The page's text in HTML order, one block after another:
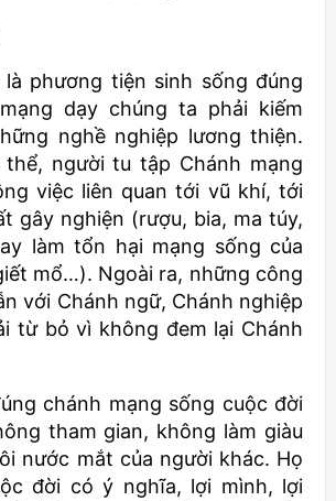
là phương tiện sinh sống đúng
dạy chúng ta phải kiếm
nghề nghiệp lương thiện.
người tu tập Chánh mạng
việc liên quan tới vũ khí, tới
gây nghiện (rượu, bia, ma túy,
làm tổn hại mạng sống của
mổ…). Ngoài ra, những công
với Chánh ngữ, Chánh nghiệp
từ bỏ vì không đem lại Chánh
chánh mạng sống cuộc đời
tham gian, không làm giàu
nước mắt của người khác. Họ
đời có ý nghĩa, lợi mình, lợi